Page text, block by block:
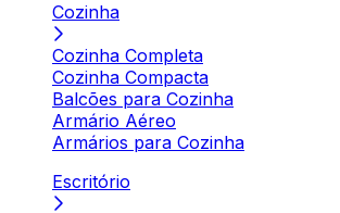
Cozinha
Cozinha Completa
Cozinha Compacta
Balcões para Cozinha
Armário Aéreo
Armários para Cozinha
Escritório